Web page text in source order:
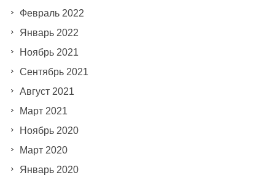
Февраль 2022
Январь 2022
Ноябрь 2021
Сентябрь 2021
Август 2021
Март 2021
Ноябрь 2020
Март 2020
Январь 2020